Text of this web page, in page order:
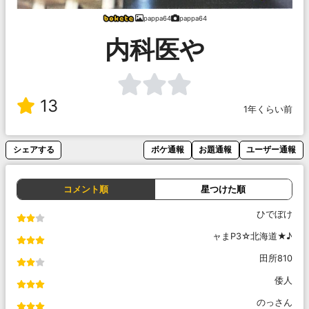
pappa64 pappa64
内科医や
13 1年くらい前
シェアする ボケ通報 お題通報 ユーザー通報
コメント順 星つけた順
ひでぼけ
ャまP3☆北海道★♪
田所810
倭人
のっさん